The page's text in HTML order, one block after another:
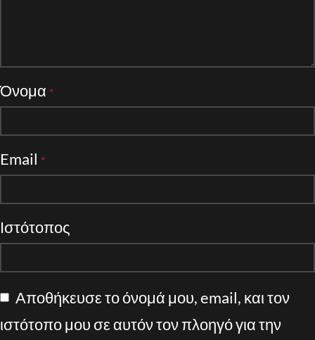
Όνομα *
Email *
Ιστότοπος
Αποθήκευσε το όνομά μου, email, και τον
ιστότοπο μου σε αυτόν τον πλοηγό για την